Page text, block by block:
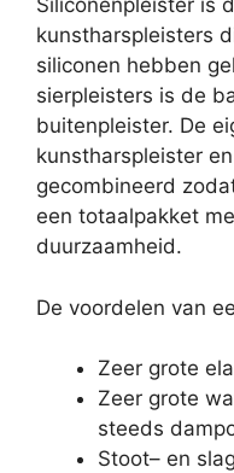
Siliconenpleister is
kunstharspleisters
siliconen hebben
sierpleisters is de
buitenpleister. De
kunstharspleister
gecombineerd
een totaalpakket
duurzaamheid.
De voordelen van
Zeer grote
Zeer grote
steeds
Stoot– en